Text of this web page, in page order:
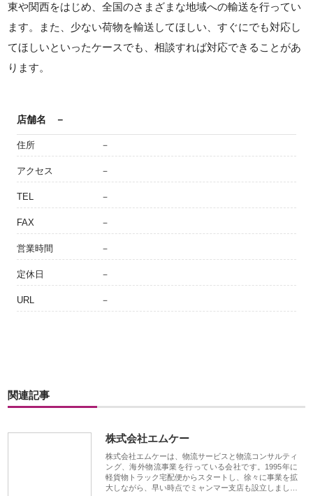
東や関西をはじめ、全国のさまざまな地域への輸送を行ってい
ます。また、少ない荷物を輸送してほしい、すぐにでも対応し
てほしいといったケースでも、相談すれば対応できることがあ
ります。
店舗名 －
住所 －
アクセス －
TEL －
FAX －
営業時間 －
定休日 －
URL －
関連記事
株式会社エムケー
株式会社エムケーは、物流サービスと物流コンサルティ
ング、海外物流事業を行っている会社です。1995年に
軽貨物トラック宅配便からスタートし、徐々に事業を拡
大しながら、早い時点でミャンマー支店も設立しまし…